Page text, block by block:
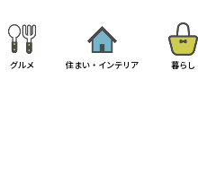
グルメ 住まい・インテリア 暮らし